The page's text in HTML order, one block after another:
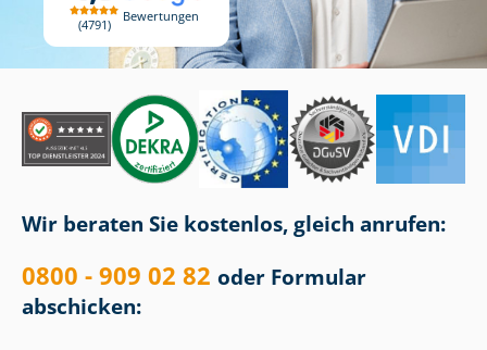
4791
Bewertungen
Wir beraten Sie kostenlos, gleich anrufen:
0800 - 909 02 82 oder Formular
abschicken: